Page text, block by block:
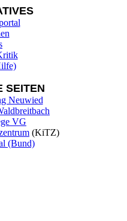
SEITEN
Neuwied
VG
(KiTZ)
(Bund)